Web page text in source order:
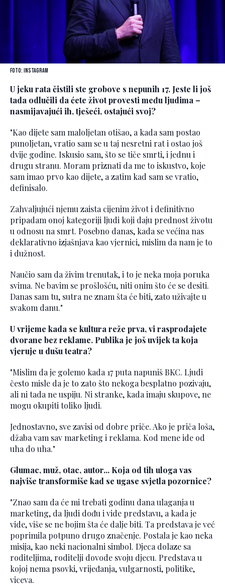
Foto: Instagram
U jeku rata čistili ste grobove s nepunih 17. Jeste li još
tada odlučili da ćete život provesti među ljudima –
nasmijavajući ih, tješeći, ostajući svoj?
"Kao dijete sam maloljetan otišao, a kada sam postao
punoljetan, vratio sam se u taj nesretni rat i ostao još
dvije godine. Iskusio sam, što se tiče smrti, i jednu i
drugu stranu. Moram priznati da me to iskustvo, koje
sam imao prvo kao dijete, a zatim kad sam se vratio,
definisalo.
Zahvaljujući njemu zaista cijenim život i definitivno
pripadam onoj kategoriji ljudi koji daju prednost životu
u odnosu na smrt. Posebno danas, kada se većina nas
deklarativno izjašnjava kao vjernici, mislim da nam je to
i dužnost.
Naučio sam da živim trenutak, i to je neka moja poruka
svima. Ne bavim se prošlošću, niti onim što će se desiti.
Danas sam tu, sutra ne znam šta će biti, zato uživajte u
svakom danu."
U vrijeme kada se kultura reže prva, vi rasprodajete
dvorane bez reklame. Publika je još uvijek ta koja
vjeruje u dušu teatra?
"Mislim da je golemo kada 17 puta napuniš BKC. Ljudi
često misle da je to zato što nekoga besplatno pozivaju,
ali ni tada ne uspiju. Ni stranke, kada imaju skupove, ne
mogu okupiti toliko ljudi.
Jednostavno, sve zavisi od dobre priče. Ako je priča loša,
džaba vam sav marketing i reklama. Kod mene ide od
uha do uha."
Glumac, muž, otac, autor... Koja od tih uloga vas
najviše transformiše kad se ugase svjetla pozornice?
"Znao sam da će mi trebati godinu dana ulaganja u
marketing, da ljudi dođu i vide predstavu, a kada je
vide, više se ne bojim šta će dalje biti. Ta predstava je već
poprimila potpuno drugo značenje. Postala je kao neka
misija, kao neki nacionalni simbol. Djeca dolaze sa
roditeljima, roditelji dovode svoju djecu. Predstava u
kojoj nema psovki, vrijeđanja, vulgarnosti, politike,
viceva.